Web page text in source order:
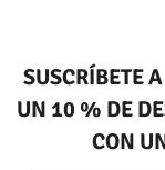
SUSCRÍBETE
UN 10 % DE
CON